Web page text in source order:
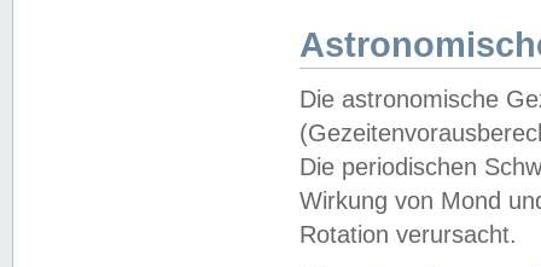
Die astronomische
Die periodischen
Wirkung von Mond
Rotation verursacht.